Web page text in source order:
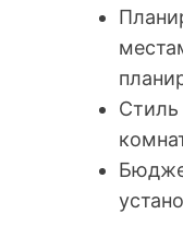
Стиль